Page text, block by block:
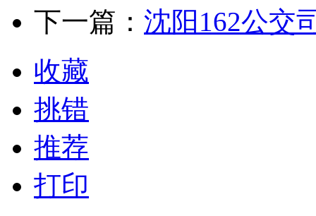
下一篇： 沈阳162公交
收藏
挑错
推荐
打印